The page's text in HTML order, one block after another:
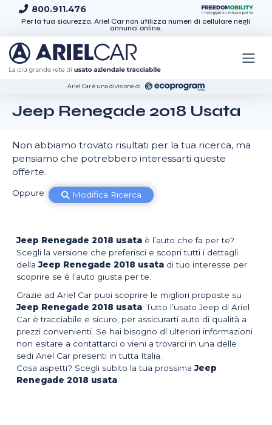
Skip to content
800.911.476
Per la tua sicurezza, Ariel Car non utilizza numeri di cellulare negli
annunci online.
Ariel Car é una divisione di
Jeep Renegade 2018 Usata
Non abbiamo trovato risultati per la tua ricerca, ma
pensiamo che potrebbero interessarti queste
offerte.
Oppure Modifica Ricerca
Jeep Renegade 2018 usata è l’auto che fa per te?
Scegli la versione che preferisci e scopri tutti i dettagli
dellaJeep Renegade 2018 usata di tuo interesse per
scoprire se è l’auto giusta per te.
Grazie ad Ariel Car puoi scoprire le migliori proposte su
Jeep Renegade 2018 usata . Tutto l’usato Jeep di Ariel
Car è tracciabile e sicuro, per assicurarti auto di qualità a
prezzi convenienti. Se hai bisogno di ulteriori informazioni
non esitare a contattarci o vieni a trovarci in una delle
sedi Ariel Car presenti in tutta Italia.
Cosa aspetti? Scegli subito la tua prossimaJeep
Renegade 2018 usata